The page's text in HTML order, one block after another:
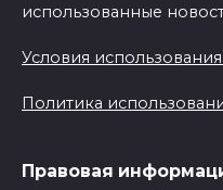
использованные
Условия
Политика
Правовая